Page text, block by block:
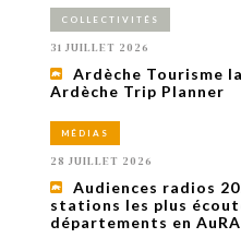
sur
1
COLLECTIVITÉS
31 JUILLET 2026
Ardèche Tourisme
Ardèche Trip Planner
MÉDIAS
28 JUILLET 2026
Audiences radios
stations les plus
départements en AuRA